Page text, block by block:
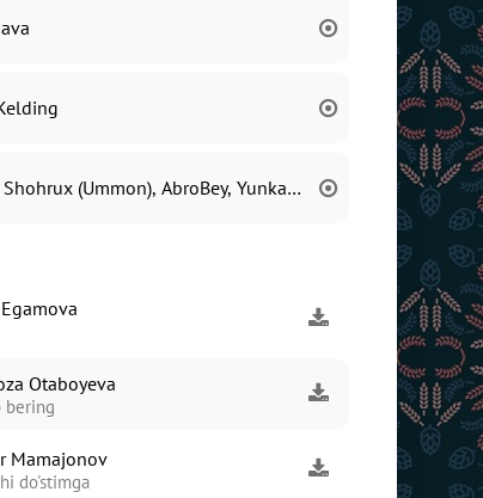
Shohrux (Ummon), AbroBey, Yunkaa, JAVA, Doxxim -
Otaboyeva
bering
Mamajonov
do'stimga